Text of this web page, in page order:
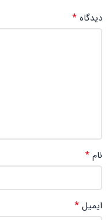
دیدگاه *
نام *
ایمیل *